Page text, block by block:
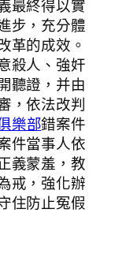
最終得以實
步，充分體
革的成效。
殺人、強奸
聽證，并由
，依法改判
樂部錯案件
件當事人依
義蒙羞，教
戒，強化辦
住防止冤假